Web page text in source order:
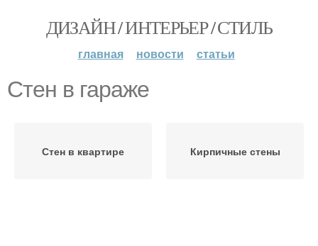
ДИЗАЙН / ИНТЕРЬЕР / СТИЛЬ
главная новости статьи
Стен в гараже
Стен в квартире Кирпичные стены